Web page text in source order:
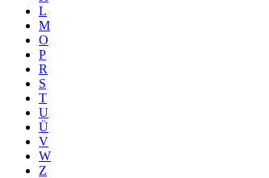
L
M
O
P
R
S
T
U
Ü
V
W
Z